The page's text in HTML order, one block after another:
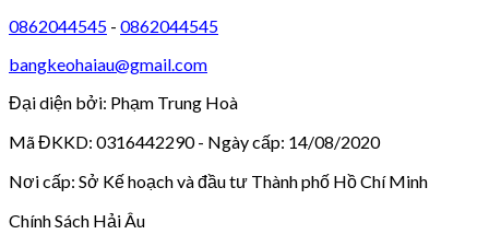
0862044545 - 0862044545
bangkeohaiau@gmail.com
Đại diện bởi: Phạm Trung Hoà
Mã ĐKKD: 0316442290 - Ngày cấp: 14/08/2020
Nơi cấp: Sở Kế hoạch và đầu tư Thành phố Hồ Chí Minh
Chính Sách Hải Âu